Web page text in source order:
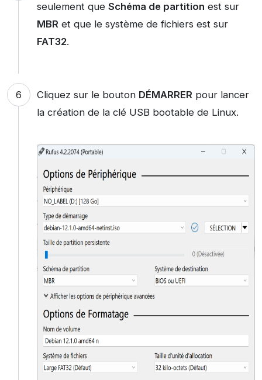
seulement que Schéma de partition est sur
MBRet que le système de fichiers est sur
FAT32.
Cliquez sur le bouton DÉMARRERpour lancer
la création de la clé USB bootable de Linux.